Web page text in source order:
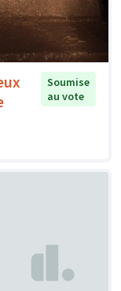
Soumise
au vote